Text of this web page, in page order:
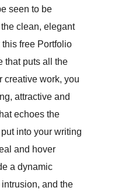
seen to be
clean, elegant
free Portfolio
that puts all the
creative work, you
attractive and
echoes the
into your writing
and hover
a dynamic
and the